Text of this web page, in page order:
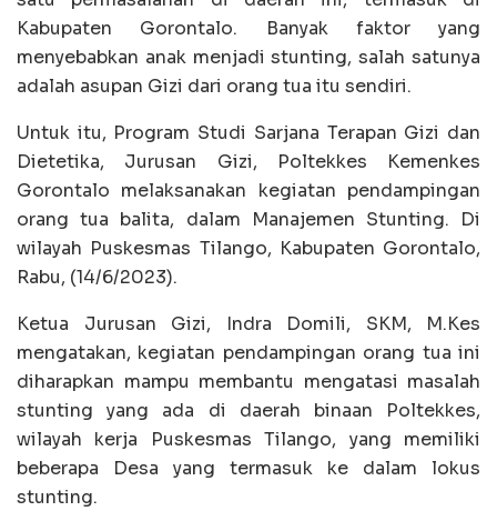
Kabupaten Gorontalo. Banyak faktor yang
menyebabkan anak menjadi stunting, salah satunya
adalah asupan Gizi dari orang tua itu sendiri.
Untuk itu, Program Studi Sarjana Terapan Gizi dan
Dietetika, Jurusan Gizi, Poltekkes Kemenkes
Gorontalo melaksanakan kegiatan pendampingan
orang tua balita, dalam Manajemen Stunting. Di
wilayah Puskesmas Tilango, Kabupaten Gorontalo,
Rabu, (14/6/2023).
Ketua Jurusan Gizi, Indra Domili, SKM, M.Kes
mengatakan, kegiatan pendampingan orang tua ini
diharapkan mampu membantu mengatasi masalah
stunting yang ada di daerah binaan Poltekkes,
wilayah kerja Puskesmas Tilango, yang memiliki
beberapa Desa yang termasuk ke dalam lokus
stunting.